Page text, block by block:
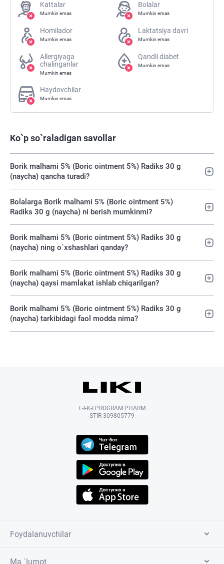
Kattalar
Mumkin emas
Bolalar
Mumkin emas
Homilador
Mumkin emas
Laktatsiya davri
Mumkin emas
Allergiyaga
chalinganlar
Mumkin emas
Qandli diabet
Mumkin emas
Haydovchilar
Mumkin emas
Ko`p so`raladigan savollar
Borik malhami 5% (Boric ointment 5%) Radiks 30 g
(naycha) qancha turadi?
Bolalarga Borik malhami 5% (Boric ointment 5%)
Radiks 30 g (naycha) ni berish mumkinmi?
Borik malhami 5% (Boric ointment 5%) Radiks 30 g
(naycha) ning o`xshashlari qanday?
Borik malhami 5% (Boric ointment 5%) Radiks 30 g
(naycha) qaysi mamlakat ishlab chiqarilgan?
Borik malhami 5% (Boric ointment 5%) Radiks 30 g
(naycha) tarkibidagi faol modda nima?
L-I-K-I PROGRAM PHARM
STIR 309805779
Foydalanuvchilar
Ma `lumot